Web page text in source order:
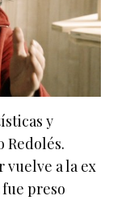
y
Redolés.
vuelve a la ex
fue preso